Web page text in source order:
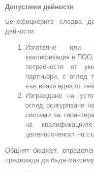
Допустими дейности
Бенефициерите следва
дейности:
Изготвяне или
квалификация в ПОО,
потребности от
партньори, с оглед
във всяка една от
Изграждане на
оглед осигуряване
системи за
на
целенасоченост на
Общият бюджет,
предвижда да бъде